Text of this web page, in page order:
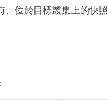
、位於目標叢集上的快